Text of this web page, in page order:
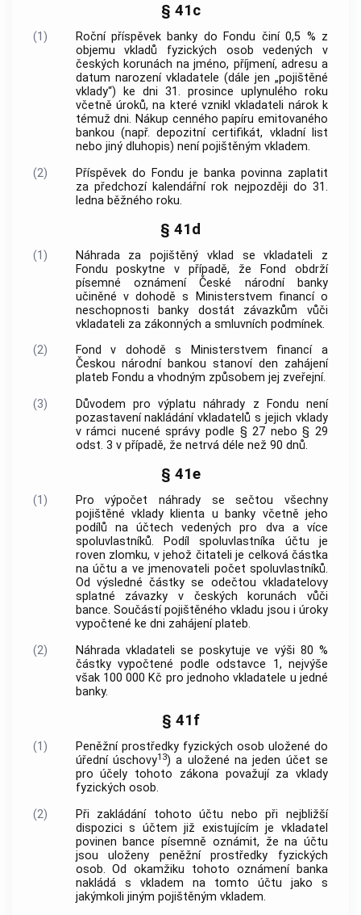
§ 41c
(1)
Roční příspěvek banky do Fondu činí 0,5 % z
objemu vkladů fyzických osob vedených v
českých korunách na jméno, příjmení, adresu a
datum narození vkladatele (dále jen „pojištěné
vklady“) ke dni 31. prosince uplynulého roku
včetně úroků, na které vznikl vkladateli nárok k
témuž dni. Nákup cenného papíru emitovaného
bankou (např. depozitní certifikát, vkladní list
nebo jiný dluhopis) není pojištěným vkladem.
(2)
Příspěvek do Fondu je banka povinna zaplatit
za předchozí kalendářní rok nejpozději do 31.
ledna běžného roku.
§ 41d
(1)
Náhrada za pojištěný vklad se vkladateli z
Fondu poskytne v případě, že Fond obdrží
písemné oznámení České národní banky
učiněné v dohodě s Ministerstvem financí o
neschopnosti banky dostát závazkům vůči
vkladateli za zákonných a smluvních podmínek.
(2)
Fond v dohodě s Ministerstvem financí a
Českou národní bankou stanoví den zahájení
plateb Fondu a vhodným způsobem jej zveřejní.
(3)
Důvodem pro výplatu náhrady z Fondu není
pozastavení nakládání vkladatelů s jejich vklady
v rámci nucené správy podle § 27 nebo § 29
odst. 3 v případě, že netrvá déle než 90 dnů.
§ 41e
(1)
Pro výpočet náhrady se sečtou všechny
pojištěné vklady klienta u banky včetně jeho
podílů na účtech vedených pro dva a více
spoluvlastníků. Podíl spoluvlastníka účtu je
roven zlomku, v jehož čitateli je celková částka
na účtu a ve jmenovateli počet spoluvlastníků.
Od výsledné částky se odečtou vkladatelovy
splatné závazky v českých korunách vůči
bance. Součástí pojištěného vkladu jsou i úroky
vypočtené ke dni zahájení plateb.
(2)
Náhrada vkladateli se poskytuje ve výši 80 %
částky vypočtené podle odstavce 1, nejvýše
však 100 000 Kč pro jednoho vkladatele u jedné
banky.
§ 41f
(1)
Peněžní prostředky fyzických osob uložené do
úřední úschovy13) a uložené na jeden účet se
pro účely tohoto zákona považují za vklady
fyzických osob.
(2)
Při zakládání tohoto účtu nebo při nejbližší
dispozici s účtem již existujícím je vkladatel
povinen bance písemně oznámit, že na účtu
jsou uloženy peněžní prostředky fyzických
osob. Od okamžiku tohoto oznámení banka
nakládá s vkladem na tomto účtu jako s
jakýmkoli jiným pojištěným vkladem.